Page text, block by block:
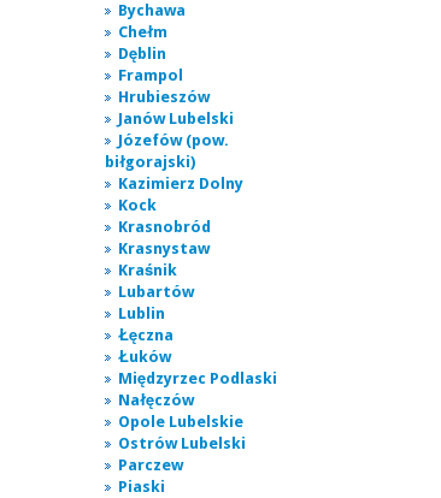
Bychawa
Chełm
Dęblin
Frampol
Hrubieszów
Janów Lubelski
Józefów (pow.
biłgorajski)
Kazimierz Dolny
Kock
Krasnobród
Krasnystaw
Kraśnik
Lubartów
Lublin
Łęczna
Łuków
Międzyrzec Podlaski
Nałęczów
Opole Lubelskie
Ostrów Lubelski
Parczew
Piaski